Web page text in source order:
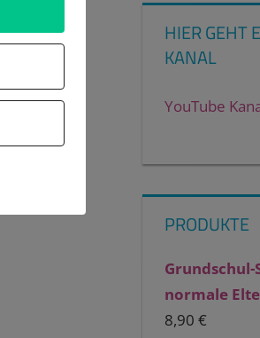
HIER GEHT
KANAL
YouTube
PRODUKTE
normale
8,90€